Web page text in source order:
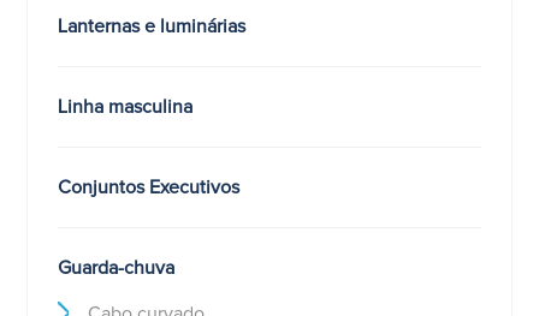
Lanternas e luminárias
Linha masculina
Conjuntos Executivos
Guarda-chuva